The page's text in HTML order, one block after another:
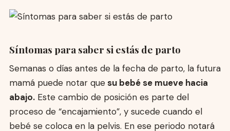
Síntomas para saber si estás de parto
Semanas o días antes de la fecha de parto, la futura
mamá puede notar quesu bebé se mueve hacia
abajo.Este cambio de posición es parte del
proceso de “encajamiento”, y sucede cuando el
bebé se coloca en la pelvis. En ese periodo notará